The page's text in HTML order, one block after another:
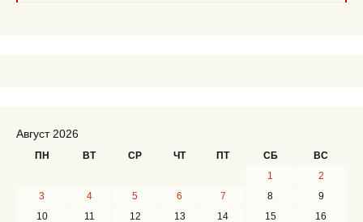
Август 2026
ПН ВТ СР ЧТ ПТ СБ
ВС
1
2
3
4 5 6 7 8
9
10
11 12 13 14 15 16